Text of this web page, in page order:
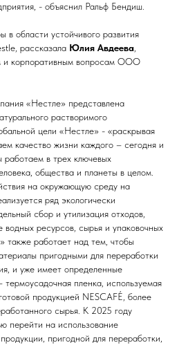
- объяснил Ральф Бендиш.
области устойчивого развития
рассказала Юлия Авдеева
и корпоративным вопросам ООО
«Нестле» представлена
растворимого
цели «Нестле» - «раскрывая
качество жизни каждого – сегодня и
в трех ключевых
общества и планеты в целом.
на окружающую среду на
ряд экологически
сбор и утилизация отходов,
водных ресурсов, сырья и упаковочных
также работает над тем, чтобы
пригодными для переработки
и уже имеет определенные
пленка, используемая
продукцией NESCAFÉ, более
сырья. К 2025 году
перейти на использование
пригодной для переработки,